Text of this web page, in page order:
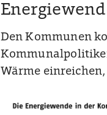
Den Kommunen
Wärme